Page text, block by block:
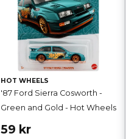
HOT WHEELS
'87 Ford Sierra Cosworth -
Green and Gold - Hot Wheels
59 kr